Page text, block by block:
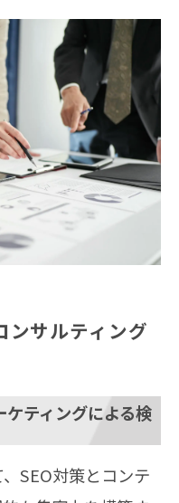
ンサルティング
ティングによる検
SEO対策とコンテ